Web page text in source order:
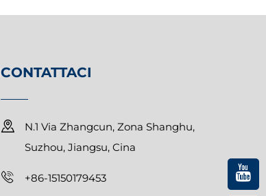
CONTATTACI
N.1 Via Zhangcun, Zona Shanghu,
Suzhou, Jiangsu, Cina
+86-15150179453